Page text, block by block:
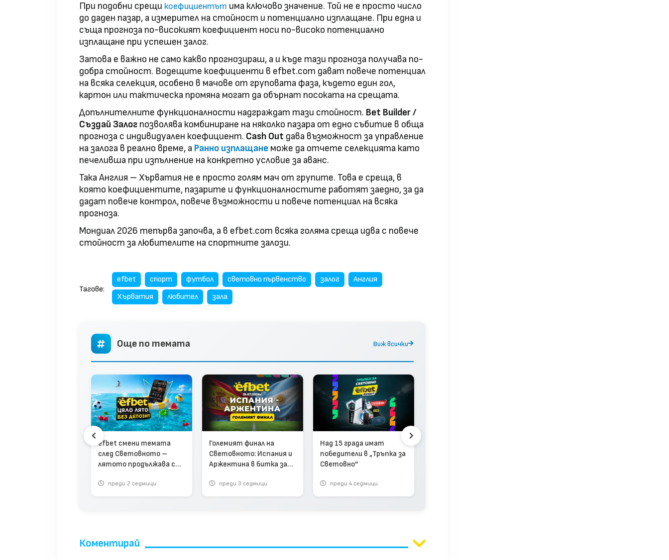
При подобни срещи коефициентът има ключово значение. Той не е просто число
до даден пазар, а измерител на стойност и потенциално изплащане. При една и
съща прогноза по-високият коефициент носи по-високо потенциално
изплащане при успешен залог.
Затова е важно не само какво прогнозираш, а и къде тази прогноза получава по-
добра стойност. Водещите коефициенти в efbet.com дават повече потенциал
на всяка селекция, особено в мачове от груповата фаза, където един гол,
картон или тактическа промяна могат да обърнат посоката на срещата.
Допълнителните функционалности надграждат тази стойност. Bet Builder /
Създай Залог позволява комбиниране на няколко пазара от едно събитие в обща
прогноза с индивидуален коефициент. Cash Out дава възможност за управление
на залога в реално време, а Ранно изплащане може да отчете селекцията като
печеливша при изпълнение на конкретно условие за аванс.
Така Англия – Хърватия не е просто голям мач от групите. Това е среща, в
която коефициентите, пазарите и функционалностите работят заедно, за да
дадат повече контрол, повече възможности и повече потенциал на всяка
прогноза.
Мондиал 2026 тепърва започва, а в efbet.com всяка голяма среща идва с повече
стойност за любителите на спортните залози.
Тагове:
efbet спорт футбол световно първенство залог
Англия
Хърватия
любител зала
Още по темата Виж всички
efbet смени темата
след Световното –
лятото продължава с
преди 2 седмици
Големият финал на
Световното: Испания и
Аржентина в битка за
преди 3 седмици
Над 15 града имат
победители в „Тръпка за
Световно“
преди 4 седмици
Коментирай